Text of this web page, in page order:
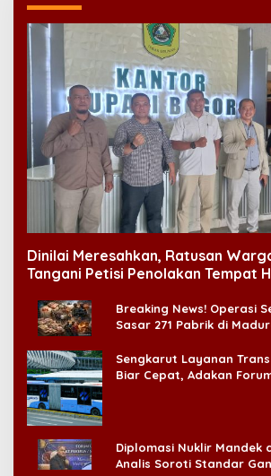
Dinilai Meresahkan, Ratusan
Tangani Petisi Penolakan Tempat
Breaking News! Operasi
Sasar 271 Pabrik di
Sengkarut Layanan
Biar Cepat, Adakan
Diplomasi Nuklir Mandek
Analis Soroti Standar